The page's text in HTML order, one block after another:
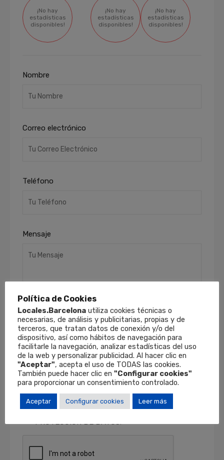
¡No hay
estadísticas
disponibles!
¡No hay
estadísticas
disponibles!
¡No hay
estadísticas
disponibles!
Nombre
Correo electrónico
Teléfono
Mensaje
He leído y acepto laPolítica de Privacidad
Finalidades: Responder a sus solicitudes y
remitirle información comercial de nuestros
productos y servicios, incluso por medios
electrónicos.Derechos: Puede retirar su
consentimiento en cualquier momento, así
otros derechos en locales@locales.barcelona.
Más información en el apartado de
PROTECCIÓN DE DATOS.
Política de Cookies
Locales.Barcelona utiliza cookies técnicas o
necesarias, de análisis y publicitarias, propias y de
terceros, que tratan datos de conexión y/o del
dispositivo, así como hábitos de navegación para
facilitarle la navegación, analizar estadísticas del uso
de la web y personalizar publicidad. Al hacer clic en
"Aceptar", acepta el uso de TODAS las cookies.
También puede hacer clic en "Configurar cookies"
para proporcionar un consentimiento controlado.
Aceptar Configurar cookies Leer más